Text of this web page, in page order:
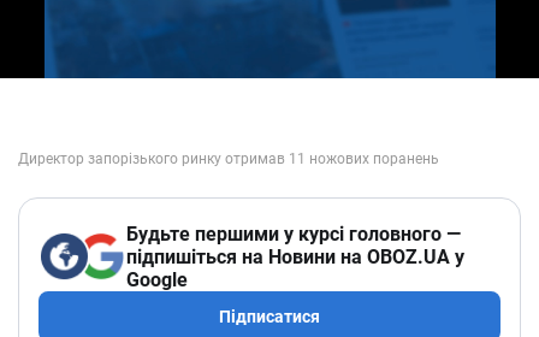
Будьте першими у курсі головного —
підпишіться на Новини на OBOZ.UA у
Google
Підписатися